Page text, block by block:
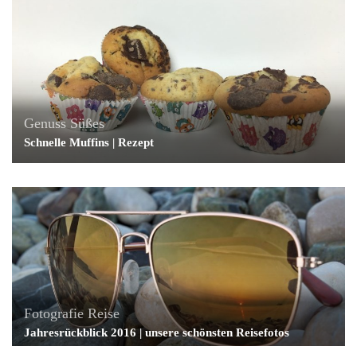
Genuss Süßes
Schnelle Muffins | Rezept
Fotografie Reise
Jahresrückblick 2016 | unsere schönsten Reisefotos